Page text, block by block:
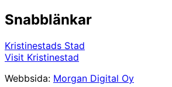
Snabblänkar
Kristinestads Stad
Visit Kristinestad
Webbsida: Morgan Digital Oy